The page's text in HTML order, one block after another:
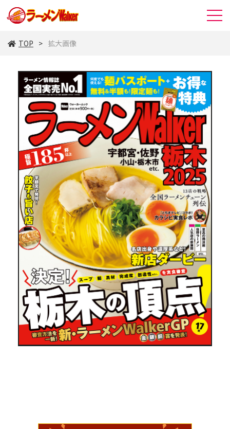
TOP 拡大画像